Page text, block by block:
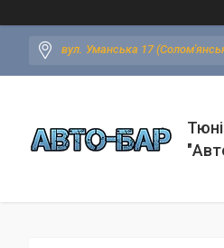
вул. Уманська 17